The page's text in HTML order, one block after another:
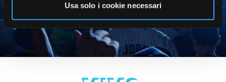
Usa solo i cookie necessari